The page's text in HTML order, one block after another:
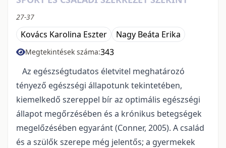
27-37
Kovács Karolina Eszter Nagy Beáta Erika
Megtekintések száma:343
Az egészségtudatos életvitel meghatározó
tényező egészségi állapotunk tekintetében,
kiemelkedő szereppel bír az optimális egészségi
állapot megőrzésében és a krónikus betegségek
megelőzésében egyaránt (Conner, 2005). A család
és a szülők szerepe még jelentős; a gyermekek